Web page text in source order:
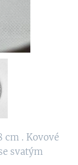
cm . Kovové
svatým